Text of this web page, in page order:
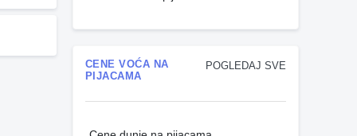
POGLEDAJ SVE
CENE VOĆA NA
PIJACAMA